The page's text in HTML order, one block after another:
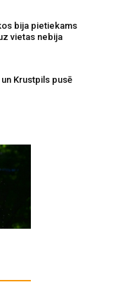
bija pietiekams
vietas nebija
Krustpils pusē